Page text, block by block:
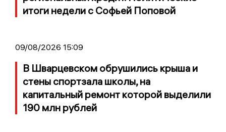
итоги недели с Софьей Поповой
09/08/2026 15:09
В Шварцевском обрушились крыша и
стены спортзала школы, на
капитальный ремонт которой выделили
190 млн рублей